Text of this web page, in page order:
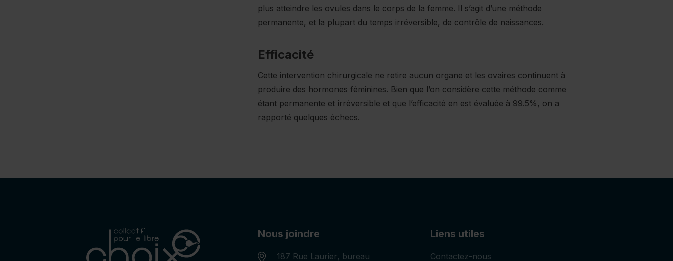
plus atteindre les ovules dans le corps de la femme. Il s’agit d’une méthode
permanente, et la plupart du temps irréversible, de contrôle de naissances.
Efficacité
Cette intervention chirurgicale ne retire aucun organe et les ovaires continuent à
produire des hormones féminines. Bien que l’on considère cette méthode comme
étant permanente et irréversible et que l’efficacité en est évaluée à 99.5%, on a
rapporté quelques échecs.
Nous joindre
187 Rue Laurier, bureau
Liens utiles
Contactez-nous